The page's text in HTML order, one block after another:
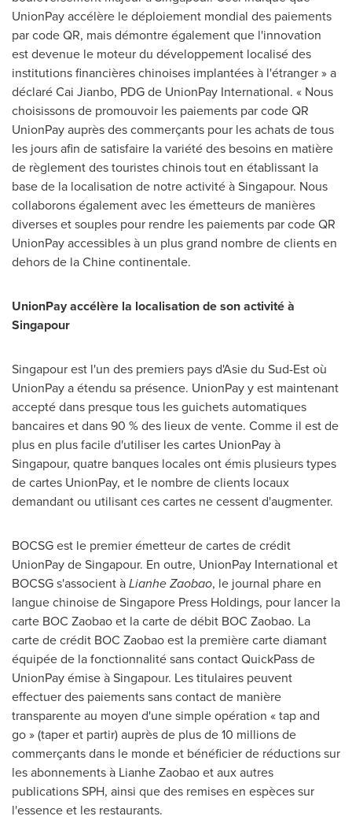
UnionPay accélère le déploiement mondial des paiements
par code QR, mais démontre également que l'innovation
est devenue le moteur du développement localisé des
institutions financières chinoises implantées à l'étranger » a
déclaré Cai Jianbo, PDG de UnionPay International. « Nous
choisissons de promouvoir les paiements par code QR
UnionPay auprès des commerçants pour les achats de tous
les jours afin de satisfaire la variété des besoins en matière
de règlement des touristes chinois tout en établissant la
base de la localisation de notre activité à Singapour. Nous
collaborons également avec les émetteurs de manières
diverses et souples pour rendre les paiements par code QR
UnionPay accessibles à un plus grand nombre de clients en
dehors de la Chine continentale.
UnionPay accélère la localisation de son activité à
Singapour
Singapour est l'un des premiers pays d'Asie du Sud-Est où
UnionPay a étendu sa présence. UnionPay y est maintenant
accepté dans presque tous les guichets automatiques
bancaires et dans 90 % des lieux de vente. Comme il est de
plus en plus facile d'utiliser les cartes UnionPay à
Singapour, quatre banques locales ont émis plusieurs types
de cartes UnionPay, et le nombre de clients locaux
demandant ou utilisant ces cartes ne cessent d'augmenter.
BOCSG est le premier émetteur de cartes de crédit
UnionPay de Singapour. En outre, UnionPay International et
BOCSG s'associent àLianhe Zaobao, le journal phare en
langue chinoise de Singapore Press Holdings, pour lancer la
carte BOC Zaobao et la carte de débit BOC Zaobao. La
carte de crédit BOC Zaobao est la première carte diamant
équipée de la fonctionnalité sans contact QuickPass de
UnionPay émise à Singapour. Les titulaires peuvent
effectuer des paiements sans contact de manière
transparente au moyen d'une simple opération « tap and
go » (taper et partir) auprès de plus de 10 millions de
commerçants dans le monde et bénéficier de réductions sur
les abonnements à Lianhe Zaobao et aux autres
publications SPH, ainsi que des remises en espèces sur
l'essence et les restaurants.